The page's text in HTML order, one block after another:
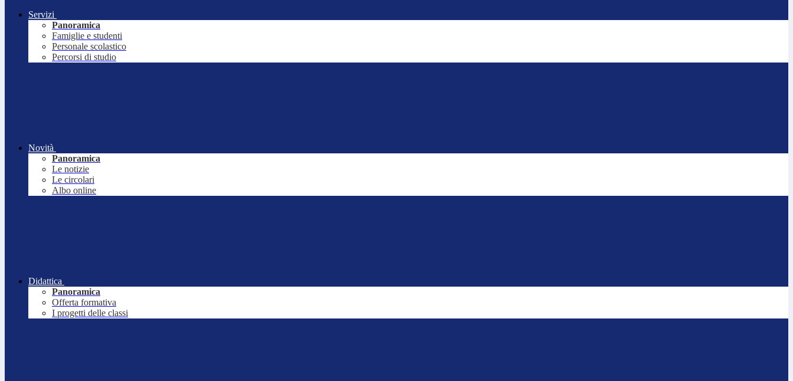
Servizi
Panoramica
Famiglie e studenti
Personale scolastico
Percorsi di studio
Novità
Panoramica
Le notizie
Le circolari
Albo online
Didattica
Panoramica
Offerta formativa
I progetti delle classi